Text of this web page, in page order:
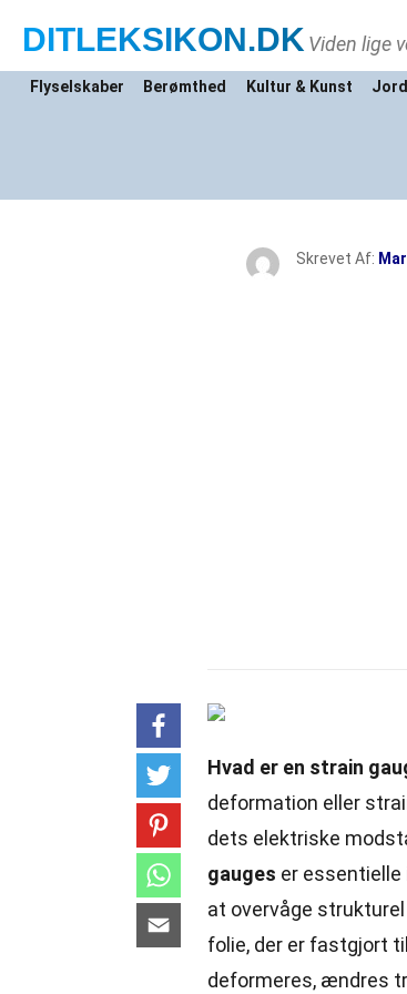
DITLEKSIKON.DK Viden lige
Flyselskaber Berømthed Kultur & Kunst
Skrevet Af:
Hvad er en strain
deformation eller
dets elektriske
gauges er essentielle
at overvåge
folie, der er fastgjort
deformeres, ændres